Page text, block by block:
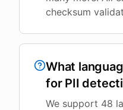
checksum
What
for PII
We support 48